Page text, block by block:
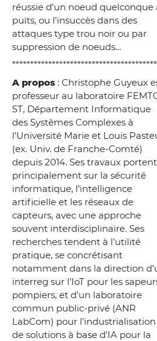
réussie d’un noeud quelconque
puits, ou l’insuccès dans des
attaques type trou noir ou par
suppression de noeuds…
A propos : Christophe Guyeux
professeur au laboratoire
ST, Département Informatique
des Systèmes Complexes à
l’Université Marie et Louis
(ex. Univ. de Franche-Comté)
depuis 2014. Ses travaux portent
principalement sur la sécurité
informatique, l’intelligence
artificielle et les réseaux de
capteurs, avec une approche
souvent interdisciplinaire. Ses
recherches tendent à l’utilité
pratique, se concrétisant
notamment dans la direction
interreg sur l’IoT pour les
pompiers, et d’un laboratoire
commun public-privé (ANR
LabCom) pour l’industrialisation
de solutions à base d’IA pour la